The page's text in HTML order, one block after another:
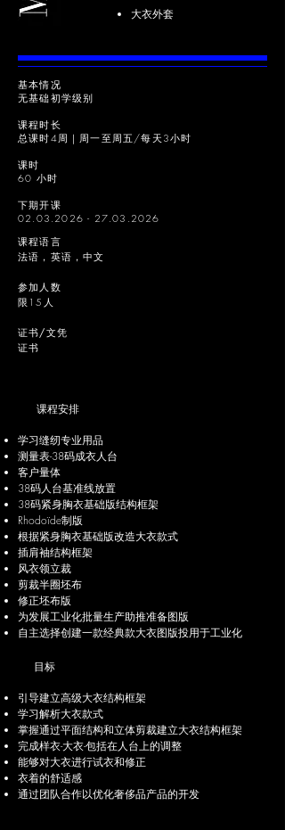
大衣外套
基本情况
无基础初学级别
课程时长
总课时4周｜周一至周五/每天3小时
课时
60 小时
下期开课
02.03.2026 - 27.03.2026
课程语言
法语，英语，中文
参加人数
限15人
证书/文凭
证书
课程安排
学习缝纫专业用品
测量表-38码成衣人台
客户量体
38码人台基准线放置
38码紧身胸衣基础版结构框架
Rhodoïde制版
根据紧身胸衣基础版改造大衣款式
插肩袖结构框架
风衣领立裁
剪裁半圈坯布
修正坯布版
为发展工业化批量生产助推准备图版
自主选择创建一款经典款大衣图版投用于工业化
目标
引导建立高级大衣结构框架
学习解析大衣款式
掌握通过平面结构和立体剪裁建立大衣结构框架
完成样衣-大衣-包括在人台上的调整
能够对大衣进行试衣和修正
衣着的舒适感
通过团队合作以优化奢侈品产品的开发